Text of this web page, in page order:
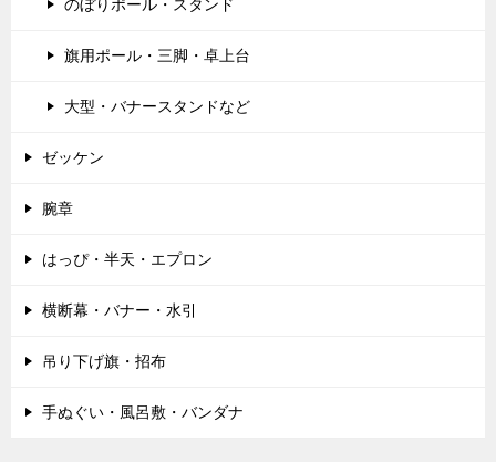
のぼりポール・スタンド
旗用ポール・三脚・卓上台
大型・バナースタンドなど
ゼッケン
腕章
はっぴ・半天・エプロン
横断幕・バナー・水引
吊り下げ旗・招布
手ぬぐい・風呂敷・バンダナ